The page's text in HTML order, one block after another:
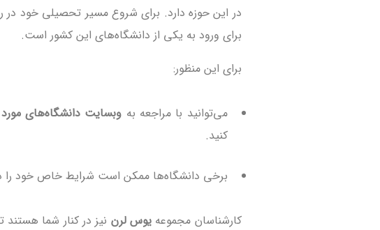
در این حوزه دارد. برای شروع مسیر تحصیلی خود در
برای ورود به یکی از دانشگاه‌های این کشور است.
برای این منظور:
می‌توانید با مراجعه به وبسایت دانشگاه‌های
کنید.
برخی دانشگاه‌ها ممکن است شرایط خاص خود را
کارشناسان مجموعه یوس لرن نیز در کنار شما هستند